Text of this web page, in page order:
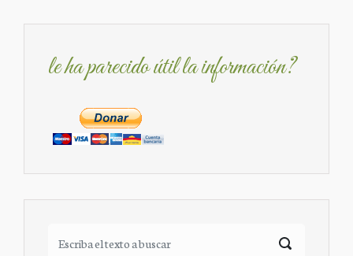
le ha parecido útil la información?